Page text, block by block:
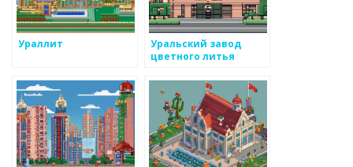
Ураллит
Уральский завод
цветного литья